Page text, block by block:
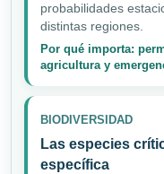
probabilidades
distintas regiones.
Por qué importa:
agricultura y
BIODIVERSIDAD
Las especies
específica